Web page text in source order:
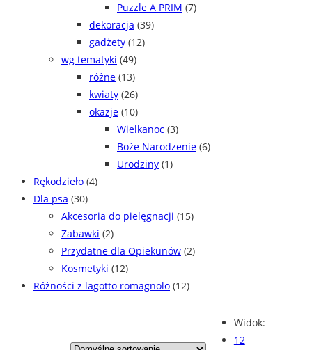
Widok:
12
Puzzle A PRIM (7)
dekoracja (39)
gadżety (12)
wg tematyki (49)
różne (13)
kwiaty (26)
okazje (10)
Wielkanoc (3)
Boże Narodzenie (6)
Urodziny (1)
Rękodzieło (4)
Dla psa (30)
Akcesoria do pielęgnacji (15)
Zabawki (2)
Przydatne dla Opiekunów (2)
Kosmetyki (12)
Różności z lagotto romagnolo (12)